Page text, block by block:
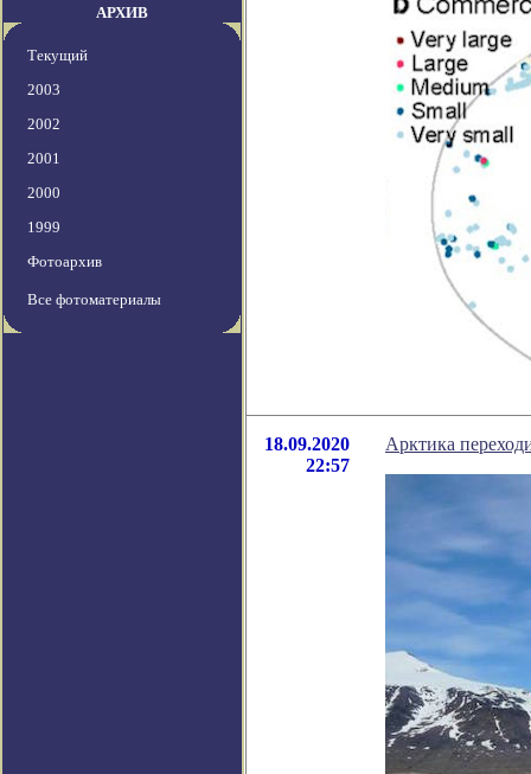
АРХИВ
Текущий
2003
2002
2001
2000
1999
Фотоархив
Все фотоматериалы
18.09.2020
22:57
Арктика